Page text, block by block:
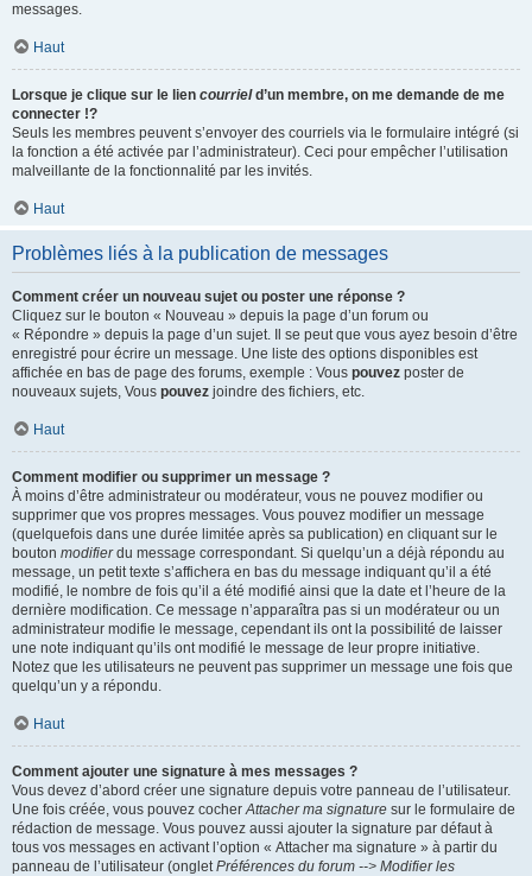
messages.
Haut
Lorsque je clique sur le lien courrield’un membre, on me demande de me
connecter !?
Seuls les membres peuvent s’envoyer des courriels via le formulaire intégré (si
la fonction a été activée par l’administrateur). Ceci pour empêcher l’utilisation
malveillante de la fonctionnalité par les invités.
Haut
Problèmes liés à la publication de messages
Comment créer un nouveau sujet ou poster une réponse ?
Cliquez sur le bouton « Nouveau » depuis la page d’un forum ou
« Répondre » depuis la page d’un sujet. Il se peut que vous ayez besoin d’être
enregistré pour écrire un message. Une liste des options disponibles est
affichée en bas de page des forums, exemple : Vous pouvez poster de
nouveaux sujets, Vous pouvez joindre des fichiers, etc.
Haut
Comment modifier ou supprimer un message ?
À moins d’être administrateur ou modérateur, vous ne pouvez modifier ou
supprimer que vos propres messages. Vous pouvez modifier un message
(quelquefois dans une durée limitée après sa publication) en cliquant sur le
bouton modifierdu message correspondant. Si quelqu’un a déjà répondu au
message, un petit texte s’affichera en bas du message indiquant qu’il a été
modifié, le nombre de fois qu’il a été modifié ainsi que la date et l’heure de la
dernière modification. Ce message n’apparaîtra pas si un modérateur ou un
administrateur modifie le message, cependant ils ont la possibilité de laisser
une note indiquant qu’ils ont modifié le message de leur propre initiative.
Notez que les utilisateurs ne peuvent pas supprimer un message une fois que
quelqu’un y a répondu.
Haut
Comment ajouter une signature à mes messages ?
Vous devez d’abord créer une signature depuis votre panneau de l’utilisateur.
Une fois créée, vous pouvez cocherAttacher ma signature sur le formulaire de
rédaction de message. Vous pouvez aussi ajouter la signature par défaut à
tous vos messages en activant l’option « Attacher ma signature » à partir du
panneau de l’utilisateur (ongletPréférences du forum --> Modifier les